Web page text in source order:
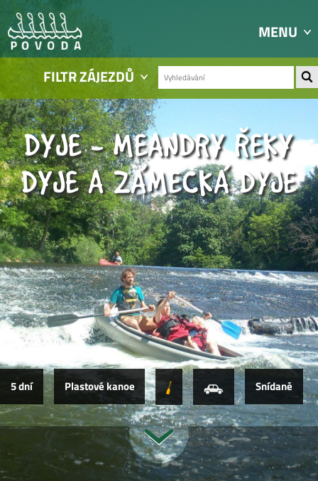
MENU
FILTR ZÁJEZDŮ
DYJE - MEANDRY ŘEKY
DYJE A ZÁMECKÁ DYJE
5 dní Plastové kanoe Snídaně